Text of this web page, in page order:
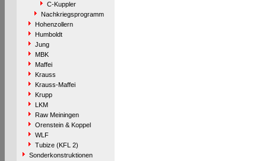
C-Kuppler
Nachkriegsprogramm
Hohenzollern
Humboldt
Jung
MBK
Maffei
Krauss
Krauss-Maffei
Krupp
LKM
Raw Meiningen
Orenstein & Koppel
WLF
Tubize (KFL 2)
Sonderkonstruktionen